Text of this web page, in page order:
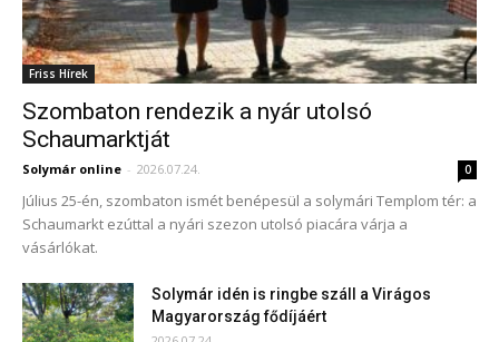
Friss Hírek
Szombaton rendezik a nyár utolsó
Schaumarktját
Solymár online - 2026.07.24. 0
Július 25-én, szombaton ismét benépesül a solymári Templom tér: a
Schaumarkt ezúttal a nyári szezon utolsó piacára várja a
vásárlókat.
Solymár idén is ringbe száll a Virágos
Magyarország fődíjáért